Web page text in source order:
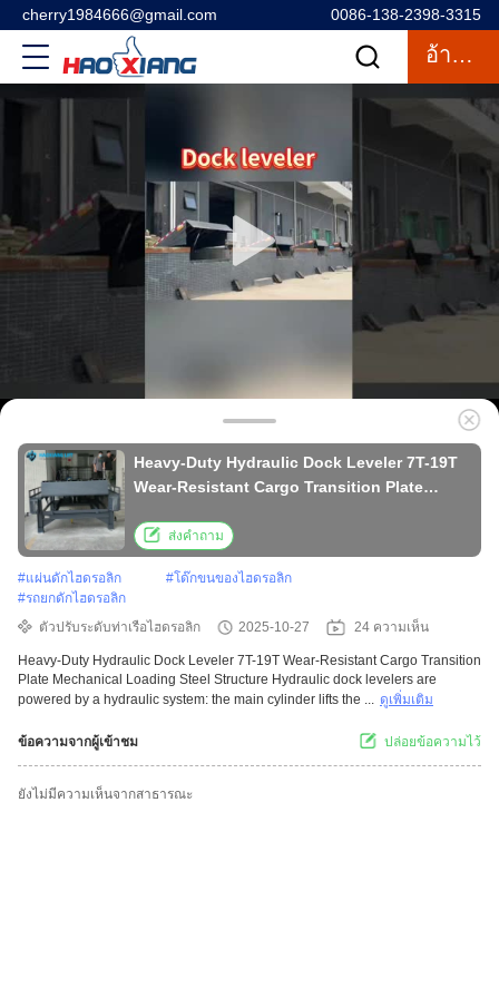
cherry1984666@gmail.com 0086-138-2398-3315
อ้างอิง
Heavy-Duty Hydraulic Dock Leveler 7T-19T
Wear-Resistant Cargo Transition Plate
ส่งคำถาม
#แผ่นดักไฮดรอลิก #โด๊กขนของไฮดรอลิก
#รถยกดักไฮดรอลิก
ตัวปรับระดับท่าเรือไฮดรอลิก
2025-10-27 24 ความเห็น
Heavy-Duty Hydraulic Dock Leveler 7T-19T Wear-Resistant Cargo Transition
Plate Mechanical Loading Steel Structure Hydraulic dock levelers are
powered by a hydraulic system: the main cylinder lifts the ... ดูเพิ่มเติม
ข้อความจากผู้เข้าชม ปล่อยข้อความไว้
ยังไม่มีความเห็นจากสาธารณะ